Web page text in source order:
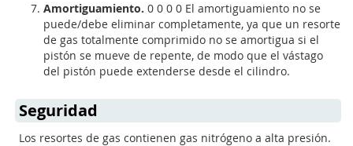
Amortiguamiento. 0 0 0 0 El amortiguamiento no se
puede/debe eliminar completamente, ya que un resorte
de gas totalmente comprimido no se amortigua si el
pistón se mueve de repente, de modo que el vástago
del pistón puede extenderse desde el cilindro.
Seguridad
Los resortes de gas contienen gas nitrógeno a alta presión.